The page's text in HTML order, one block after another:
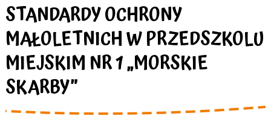
STANDARDY OCHRONY
MAŁOLETNICH W PRZEDSZKOLU
MIEJSKIM NR 1 „MORSKIE
SKARBY”